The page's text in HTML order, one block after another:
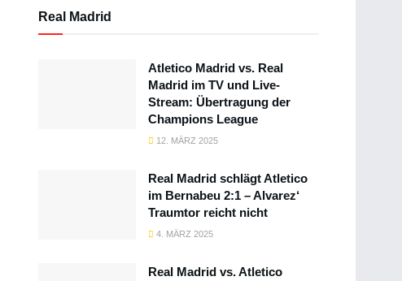
Real Madrid
Atletico Madrid vs. Real
Madrid im TV und Live-
Stream: Übertragung der
Champions League
12. MÄRZ 2025
Real Madrid schlägt Atletico
im Bernabeu 2:1 – Alvarez‘
Traumtor reicht nicht
4. MÄRZ 2025
Real Madrid vs. Atletico